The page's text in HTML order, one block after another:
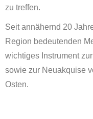
zu treffen.
Seit annähernd 20
Region bedeutenden
wichtiges Instrument
sowie zur Neuakquise
Osten.